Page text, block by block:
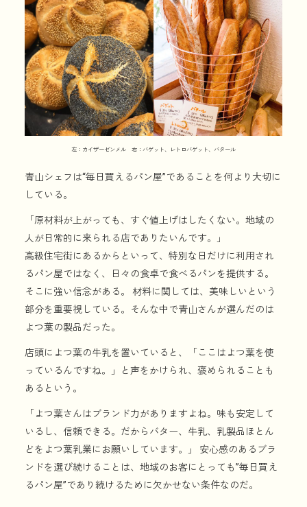
左：カイザーゼンメル 右：バゲット、レトロバゲット、バタール
青山シェフは“毎日買えるパン屋”であることを何より大切に
している。
「原材料が上がっても、すぐ値上げはしたくない。地域の
人が日常的に来られる店でありたいんです。」
高級住宅街にあるからといって、特別な日だけに利用され
るパン屋ではなく、日々の食卓で食べるパンを提供する。
そこに強い信念がある。 材料に関しては、美味しいという
部分を重要視している。そんな中で青山さんが選んだのは
よつ葉の製品だった。
店頭によつ葉の牛乳を置いていると、「ここはよつ葉を使
っているんですね。」と声をかけられ、褒められることも
あるという。
「よつ葉さんはブランド力がありますよね。味も安定して
いるし、信頼できる。だからバター、牛乳、乳製品ほとん
どをよつ葉乳業にお願いしています。」 安心感のあるブラ
ンドを選び続けることは、地域のお客にとっても”毎日買え
るパン屋”であり続けるために欠かせない条件なのだ。